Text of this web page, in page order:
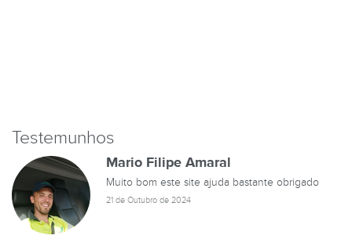
Testemunhos
Mario Filipe Amaral
Muito bom este site ajuda bastante obrigado
21 de Outubro de 2024